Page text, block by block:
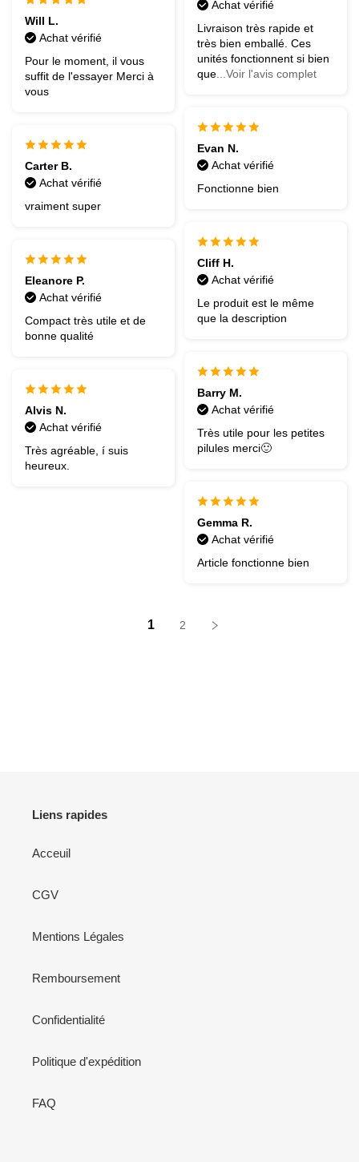
Achat vérifié
Livraison très rapide et
très bien emballé. Ces
unités fonctionnent si bien
que ...Voir l'avis complet
Will L.
Achat vérifié
Pour le moment, il vous
suffit de l'essayer Merci à
vous
Evan N.
Achat vérifié
Fonctionne bien
Carter B.
Achat vérifié
vraiment super
Cliff H.
Achat vérifié
Le produit est le même
que la description
Eleanore P.
Achat vérifié
Compact très utile et de
bonne qualité
Barry M.
Achat vérifié
Très utile pour les petites
pilules merci🙂
Alvis N.
Achat vérifié
Très agréable, í suis
heureux.
Gemma R.
Achat vérifié
Article fonctionne bien
1 2
Liens rapides
Acceuil
CGV
Mentions Légales
Remboursement
Confidentialité
Politique d'expédition
FAQ